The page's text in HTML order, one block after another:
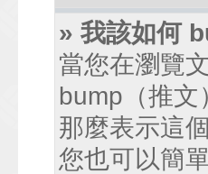
» 我該如何
當您在瀏覽
bump（推
那麼表示這
您也可以簡